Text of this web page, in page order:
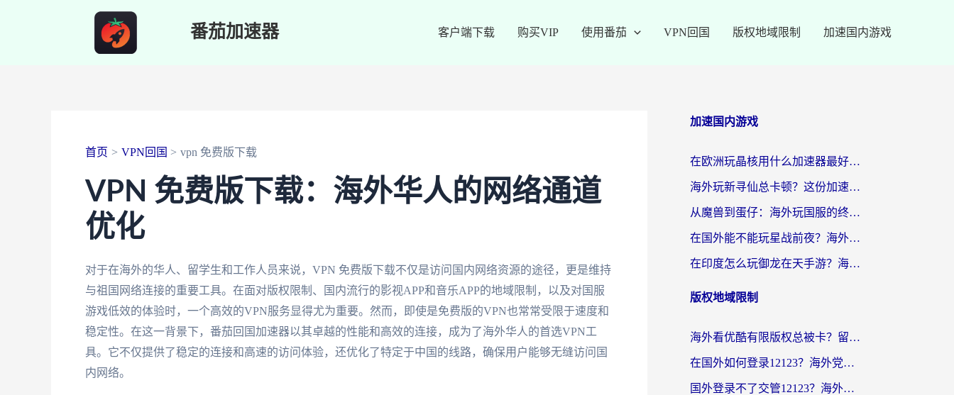
番茄加速器 客户端下载 购买VIP 使用番茄 VPN回国 版权地域限制 加速国内游戏
首页 VPN回国 vpn 免费版下载
VPN 免费版下载：海外华人的网络通道
优化
对于在海外的华人、留学生和工作人员来说，VPN 免费版下载不仅是访问国内网络资源的途径，更是维持
与祖国网络连接的重要工具。在面对版权限制、国内流行的影视APP和音乐APP的地域限制，以及对国服
游戏低效的体验时，一个高效的VPN服务显得尤为重要。然而，即使是免费版的VPN也常常受限于速度和
稳定性。在这一背景下，番茄回国加速器以其卓越的性能和高效的连接，成为了海外华人的首选VPN工
具。它不仅提供了稳定的连接和高速的访问体验，还优化了特定于中国的线路，确保用户能够无缝访问国
内网络。
加速国内游戏
在欧洲玩晶核用什么加速器最好呢？一个老玩家的真心话
海外玩新寻仙总卡顿？这份加速器选择指南让你秒回国服流畅体验
从魔兽到蛋仔：海外玩国服的终极加速指南，找到你的专属高速通道
在国外能不能玩星战前夜？海外党国服游戏不卡顿的秘密武器在这里
在印度怎么玩御龙在天手游？海外党畅玩国服的终极生存指南
版权地域限制
海外看优酷有限版权总被卡？留学生亲测有效的回国加速器选择指南
在国外如何登录12123？海外党必备的回国加速实用指南
国外登录不了交管12123？海外华人亲测有效的回国加速器选择指南